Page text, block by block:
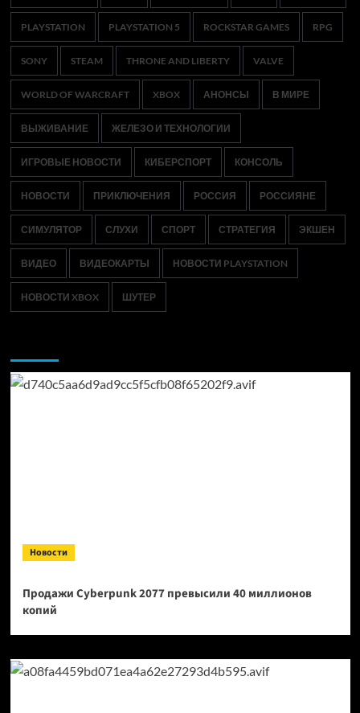
PLAYSTATION PLAYSTATION 5 ROCKSTAR GAMES RPG
SONY STEAM THRONE AND LIBERTY VALVE
WORLD OF WARCRAFT XBOX АНОНСЫ В МИРЕ
ВЫЖИВАНИЕ ЖЕЛЕЗО И ТЕХНОЛОГИИ
ИГРОВЫЕ НОВОСТИ КИБЕРСПОРТ КОНСОЛЬ
НОВОСТИ ПРИКЛЮЧЕНИЯ РОССИЯ РОССИЯНЕ
СИМУЛЯТОР СЛУХИ СПОРТ СТРАТЕГИЯ ЭКШЕН
ВИДЕО ВИДЕОКАРТЫ НОВОСТИ PLAYSTATION
НОВОСТИ XBOX ШУТЕР
Новости
Продажи Cyberpunk 2077 превысили 40 миллионов
копий